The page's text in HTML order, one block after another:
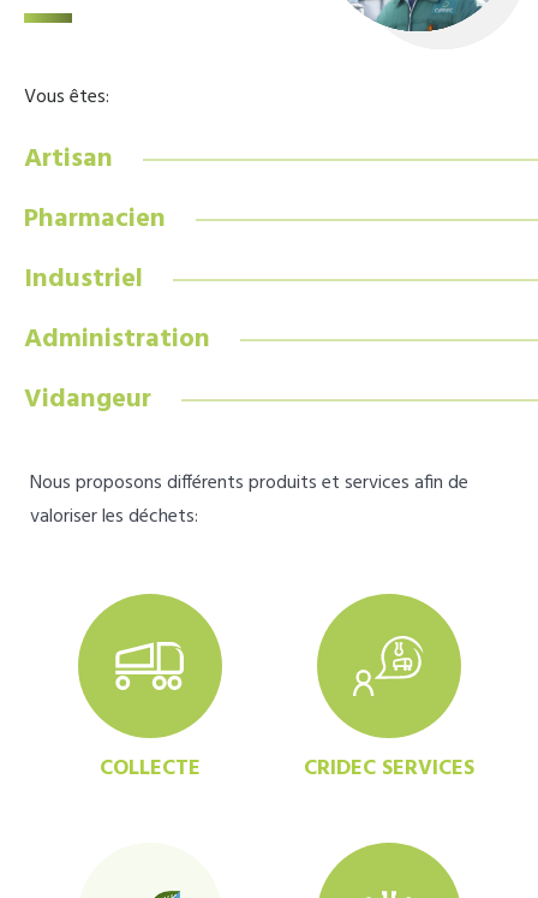
Vous êtes:
Artisan
Pharmacien
Industriel
Administration
Vidangeur
Nous proposons différents produits et services afin de
valoriser les déchets:
COLLECTE CRIDEC SERVICES